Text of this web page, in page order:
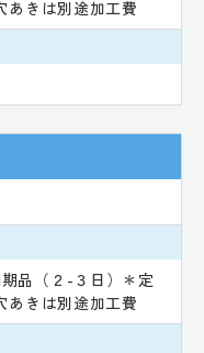
あきは別途加工費
品（２-３日）＊定
あきは別途加工費